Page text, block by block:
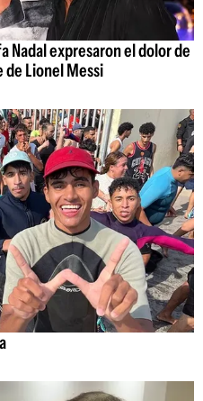
Nadal expresaron el dolor de
de Lionel Messi